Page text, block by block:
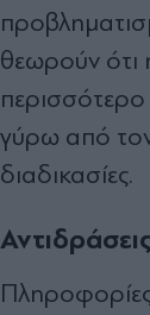
θεωρούν ότι
περισσότερο
γύρω από
διαδικασίες.